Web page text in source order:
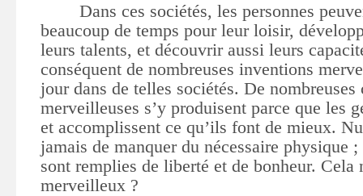
Dans ces sociétés, les personnes
beaucoup de temps pour leur loisir,
leurs talents, et découvrir aussi leurs
conséquent de nombreuses inventions
jour dans de telles sociétés. De nombreuses
merveilleuses s’y produisent parce que les
et accomplissent ce qu’ils font de mieux.
jamais de manquer du nécessaire physique
sont remplies de liberté et de bonheur. Cela
merveilleux ?